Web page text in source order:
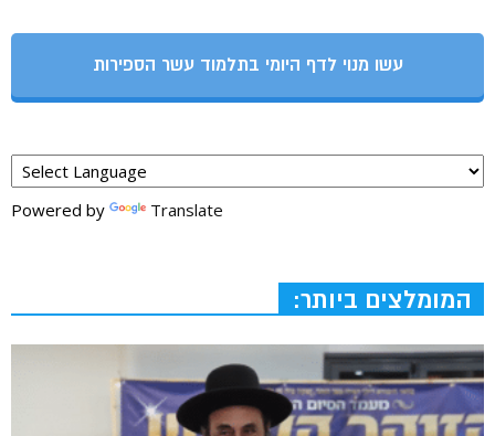
עשו מנוי לדף היומי בתלמוד עשר הספירות
Powered by Translate
המומלצים ביותר: